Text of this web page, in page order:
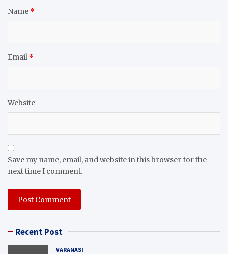
Name *
Email *
Website
Save my name, email, and website in this browser for the
next time I comment.
Recent Post
VARANASI